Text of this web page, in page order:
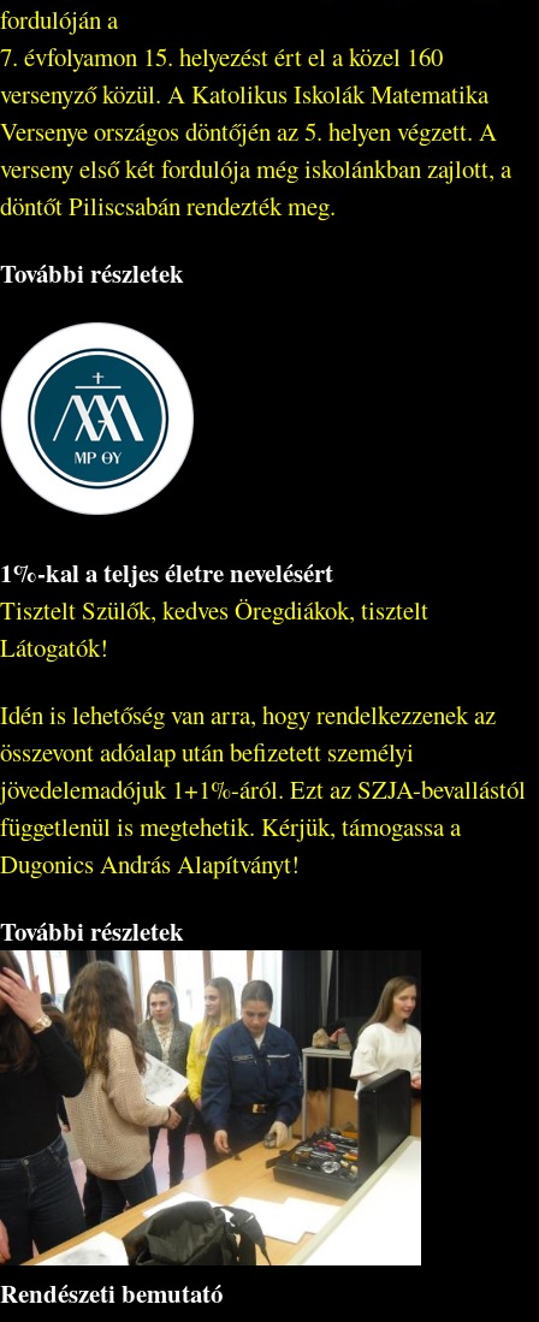
fordulóján a
7. évfolyamon 15. helyezést ért el a közel 160
versenyző közül. A Katolikus Iskolák Matematika
Versenye országos döntőjén az 5. helyen végzett. A
verseny első két fordulója még iskolánkban zajlott, a
döntőt Piliscsabán rendezték meg.
További részletek
1%-kal a teljes életre nevelésért
Tisztelt Szülők, kedves Öregdiákok, tisztelt
Látogatók!
Idén is lehetőség van arra, hogy rendelkezzenek az
összevont adóalap után befizetett személyi
jövedelemadójuk 1+1%-áról. Ezt az SZJA-bevallástól
függetlenül is megtehetik. Kérjük, támogassa a
Dugonics András Alapítványt!
További részletek
Rendészeti bemutató